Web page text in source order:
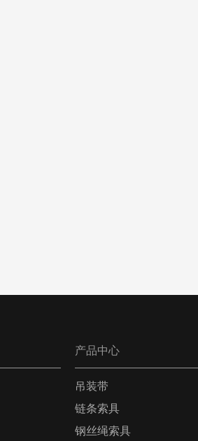
产品中心
吊装带
链条索具
钢丝绳索具